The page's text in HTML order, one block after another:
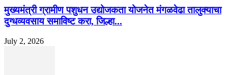
मुख्यमंत्री ग्रामीण पशुधन उद्योजकता योजनेत मंगळवेढा तालुक्याचा
दुग्धव्यवसाय समाविष्ट करा, जिल्हा...
July 2, 2026